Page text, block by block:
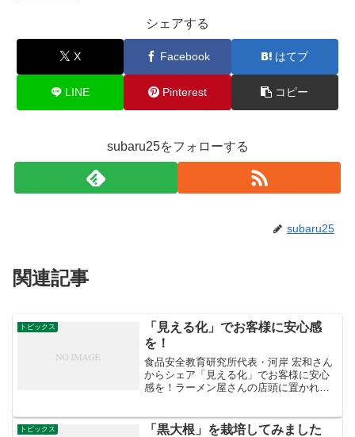
シェアする
X Facebook はてブ
LINE Pinterest コピー
subaru25をフォローする
subaru25
関連記事
トピックス
「見える化」でお客様に安心感
を！
食品安全教育研究所代表・河岸 宏和さん
からシェア「見える化」でお客様に安心
感を！ラーメン屋さんの店頭に置かれて
す。
トピックス 「黒大根」を栽培してみました